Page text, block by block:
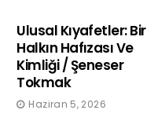
Ulusal Kıyafetler: Bir
Halkın Hafızası Ve
Kimliği / Şeneser
Tokmak
Haziran 5, 2026